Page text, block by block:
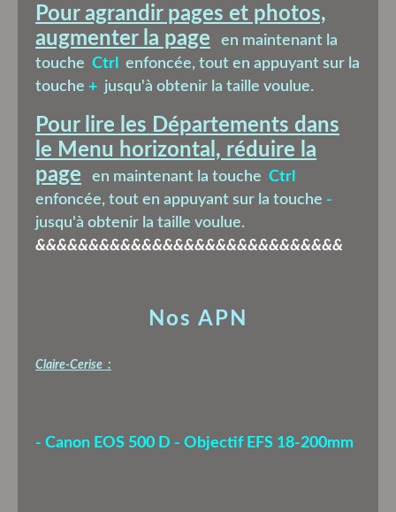
Nos APN
Claire-Cerise :
- Canon EOS 500 D - Objectif EFS 18-200mm
Pour agrandir pages et photos,
augmenter la page
en maintenant la
touche Ctrl
enfoncée, tout en appuyant sur la
touche + jusqu'à obtenir la taille voulue.
Pour lire les Départements dans
le Menu horizontal, réduire la
page
en maintenant la touche Ctrl
enfoncée, tout en appuyant sur la touche -
jusqu'à obtenir la taille voulue.
&&&&&&&&&&&&&&&&&&&&&&&&&&&&&